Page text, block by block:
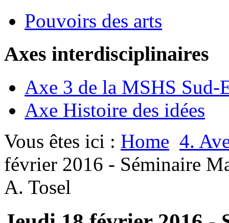
Pouvoirs des arts
Axes interdisciplinaires
Axe 3 de la MSHS Sud-
Axe Histoire des idées
Vous êtes ici : Home 4.
février 2016 - Séminaire
A. Tosel